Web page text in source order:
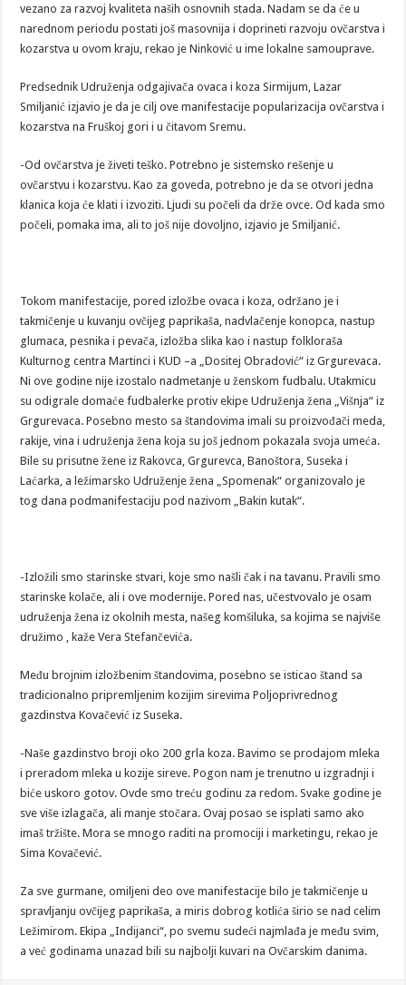
vezano za razvoj kvaliteta naših osnovnih stada. Nadam se da će u
narednom periodu postati još masovnija i doprineti razvoju ovčarstva i
kozarstva u ovom kraju, rekao je Ninković u ime lokalne samouprave.
Predsednik Udruženja odgajivača ovaca i koza Sirmijum, Lazar
Smiljanić izjavio je da je cilj ove manifestacije popularizacija ovčarstva i
kozarstva na Fruškoj gori i u čitavom Sremu.
-Od ovčarstva je živeti teško. Potrebno je sistemsko rešenje u
ovčarstvu i kozarstvu. Kao za goveda, potrebno je da se otvori jedna
klanica koja će klati i izvoziti. Ljudi su počeli da drže ovce. Od kada smo
počeli, pomaka ima, ali to još nije dovoljno, izjavio je Smiljanić.
Tokom manifestacije, pored izložbe ovaca i koza, održano je i
takmičenje u kuvanju ovčijeg paprikaša, nadvlačenje konopca, nastup
glumaca, pesnika i pevača, izložba slika kao i nastup folkloraša
Kulturnog centra Martinci i KUD –a „Dositej Obradović“ iz Grgurevaca.
Ni ove godine nije izostalo nadmetanje u ženskom fudbalu. Utakmicu
su odigrale domaće fudbalerke protiv ekipe Udruženja žena „Višnja“ iz
Grgurevaca. Posebno mesto sa štandovima imali su proizvođači meda,
rakije, vina i udruženja žena koja su još jednom pokazala svoja umeća.
Bile su prisutne žene iz Rakovca, Grgurevca, Banoštora, Suseka i
Laćarka, a ležimarsko Udruženje žena „Spomenak“ organizovalo je
tog dana podmanifestaciju pod nazivom „Bakin kutak“.
-Izložili smo starinske stvari, koje smo našli čak i na tavanu. Pravili smo
starinske kolače, ali i ove modernije. Pored nas, učestvovalo je osam
udruženja žena iz okolnih mesta, našeg komšiluka, sa kojima se najviše
družimo , kaže Vera Stefančevića.
Među brojnim izložbenim štandovima, posebno se isticao štand sa
tradicionalno pripremljenim kozijim sirevima Poljoprivrednog
gazdinstva Kovačević iz Suseka.
-Naše gazdinstvo broji oko 200 grla koza. Bavimo se prodajom mleka
i preradom mleka u kozije sireve. Pogon nam je trenutno u izgradnji i
biće uskoro gotov. Ovde smo treću godinu za redom. Svake godine je
sve više izlagača, ali manje stočara. Ovaj posao se isplati samo ako
imaš tržište. Mora se mnogo raditi na promociji i marketingu, rekao je
Sima Kovačević.
Za sve gurmane, omiljeni deo ove manifestacije bilo je takmičenje u
spravljanju ovčijeg paprikaša, a miris dobrog kotlića širio se nad celim
Ležimirom. Ekipa „Indijanci“, po svemu sudeći najmlađa je među svim,
a već godinama unazad bili su najbolji kuvari na Ovčarskim danima.